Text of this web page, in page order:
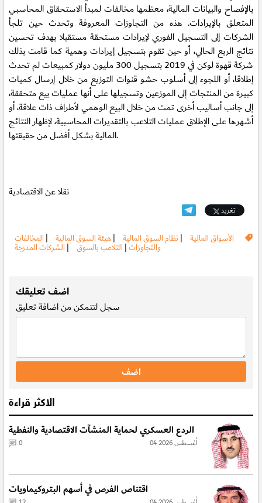
بالإفصاح والبيانات المالية، معظمها مخالفات لمبدأ الاستحقاق المحاسبي
المتعلق بالإيرادات. هذه من التجاوزات المعروفة وتحدث حين تلجأ
الشركات إلى التسجيل الفوري لإيرادات مستحقة مستقبلا بهدف تحسين
نتائج الربع الحالي، أو حين تقوم بتسجيل إيرادات وهمية كما قامت بذلك
شركة قهوة لوكن في 2019 بتسجيل 300 مليون دولار كمبيعات لم تحدث
إطلاقا، أو اللجوء إلى أسلوب حشو قنوات التوزيع من خلال إرسال كميات
كبيرة من المنتجات إلى الموزعين وتسجيلها على أنها عمليات بيع متحققة،
إلى جانب أساليب أخرى تمت من خلال البيع الوهمي لأطراف ذات علاقة، أو
أشهرها على الإطلاق عمليات التلاعب بالتقديرات المحاسبية، لإظهار النتائج
المالية بشكل أفضل من حقيقتها.
نقلا عن الاقتصادية
تغريد
الأسواق المالية | نظام السوق المالية |هيئة السوق المالية | المخالفات
والتجاوزات| التلاعب بالسوق | الشركات المدرجة
اضف تعليقك
سجللتتمكن من اضافة تعليق
الاكثر قراءة
الردع العسكري لحماية المنشآت الاقتصادية والنفطية
04 أغسطس 2026 0
اقتناص الفرص في أسهم البتروكيماويات